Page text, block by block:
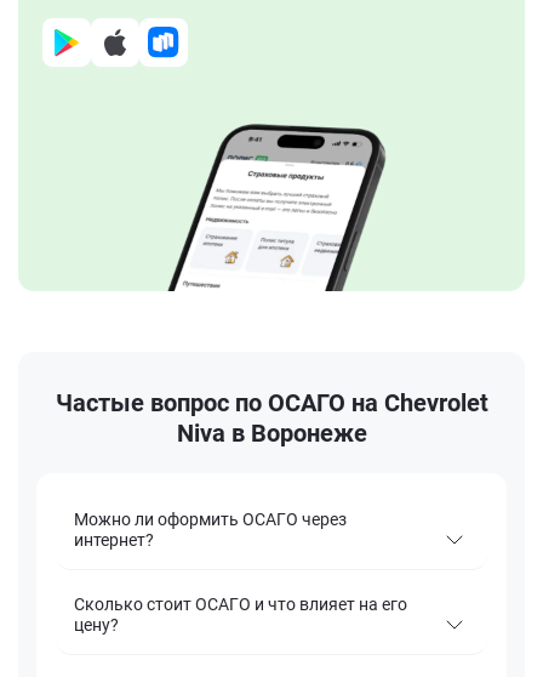
Частые вопрос по ОСАГО на Chevrolet
Niva в Воронеже
Можно ли оформить ОСАГО через
интернет?
Сколько стоит ОСАГО и что влияет на его
цену?